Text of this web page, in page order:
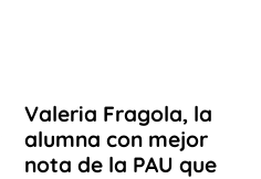
Valeria Fragola, la
alumna con mejor
nota de la PAU que